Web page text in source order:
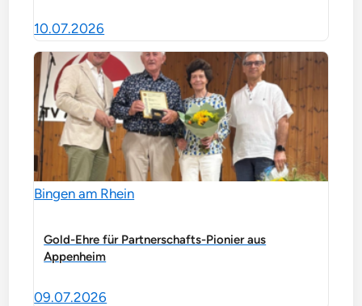
10.07.2026
Bingen am Rhein
Gold-Ehre für Partnerschafts-Pionier aus
Appenheim
09.07.2026